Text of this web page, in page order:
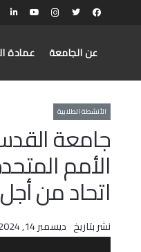
عن الجامعة عمادة
الأنشطة الطلابية
جامعة
اتحاد من أجل
نشر بتاريخ ديسمبر 14, 2024